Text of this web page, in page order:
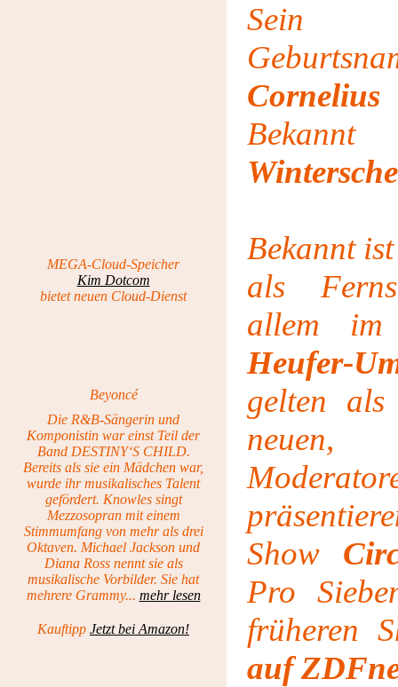
MEGA-Cloud-Speicher
Kim Dotcom
bietet neuen Cloud-Dienst
Beyoncé
Die R&B-Sängerin und
Komponistin war einst Teil der
Band DESTINY‘S CHILD.
Bereits als sie ein Mädchen war,
wurde ihr musikalisches Talent
gefördert. Knowles singt
Mezzosopran mit einem
Stimmumfang von mehr als drei
Oktaven. Michael Jackson und
Diana Ross nennt sie als
musikalische Vorbilder. Sie hat
mehrere Grammy... mehr lesen
Kauftipp Jetzt bei Amazon!
Sein
Bekannt
als
allem
Heufer-
gelten als
Show
Pro
früheren
auf